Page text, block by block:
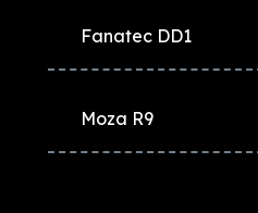
Fanatec DD1
Moza R9